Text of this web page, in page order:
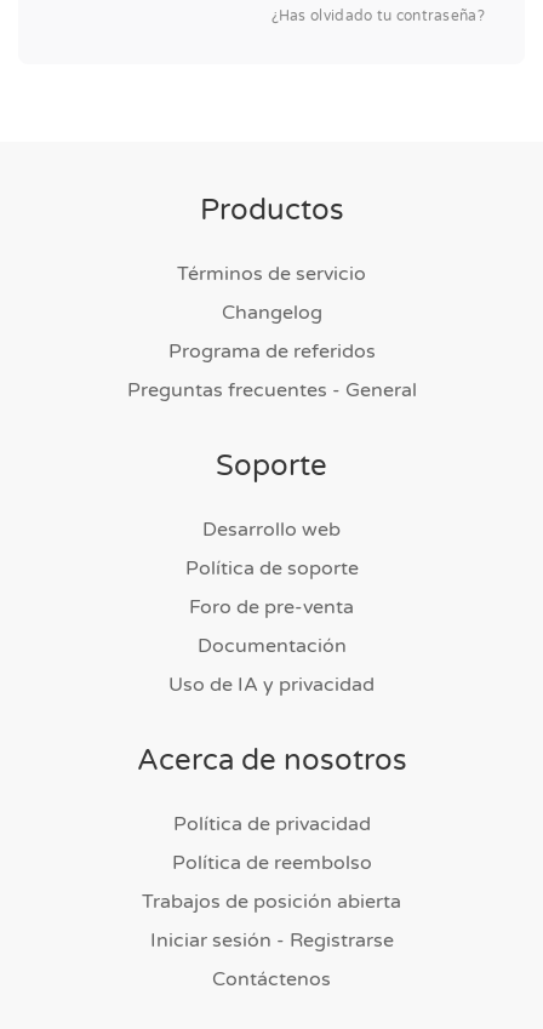
¿Has olvidado tu contraseña?
Productos
Términos de servicio
Changelog
Programa de referidos
Preguntas frecuentes - General
Soporte
Desarrollo web
Política de soporte
Foro de pre-venta
Documentación
Uso de IA y privacidad
Acerca de nosotros
Política de privacidad
Política de reembolso
Trabajos de posición abierta
Iniciar sesión - Registrarse
Contáctenos